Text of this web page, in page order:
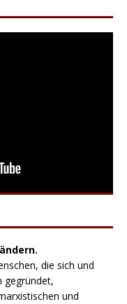
die sich und
gegründet,
und